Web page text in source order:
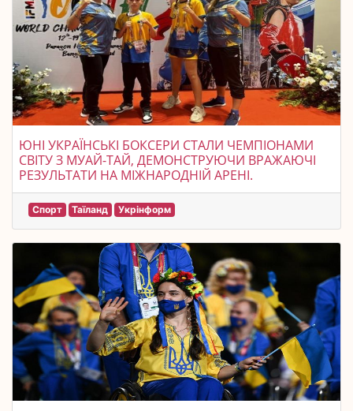
ЮНІ УКРАЇНСЬКІ БОКСЕРИ СТАЛИ ЧЕМПІОНАМИ
СВІТУ З МУАЙ-ТАЙ, ДЕМОНСТРУЮЧИ ВРАЖАЮЧІ
РЕЗУЛЬТАТИ НА МІЖНАРОДНІЙ АРЕНІ.
Спорт Таїланд Укрінформ